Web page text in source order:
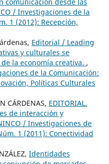
/ Investigaciones de la
1 (2012): Recepción,
Editorial / Leading
y culturales se
la economía creativa. ,
de la Comunicación:
Políticas Culturales
CÁRDENAS, EDITORIAL.
de interacción y
/ Investigaciones de
1 (2011): Conectividad
Identidades